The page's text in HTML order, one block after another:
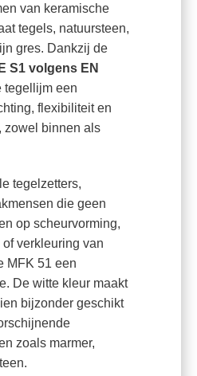
van keramische
tegels, natuursteen,
gres. Dankzij de
S1 volgens EN
tegellijm een
flexibiliteit en
zowel binnen als
tegelzetters,
die geen
op scheurvorming,
verkleuring van
MFK 51 een
De witte kleur maakt
bijzonder geschikt
zoals marmer,